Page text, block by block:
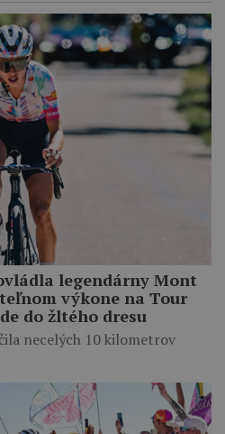
legendárny Mont
výkone na Tour
do žltého dresu
necelých 10 kilometrov